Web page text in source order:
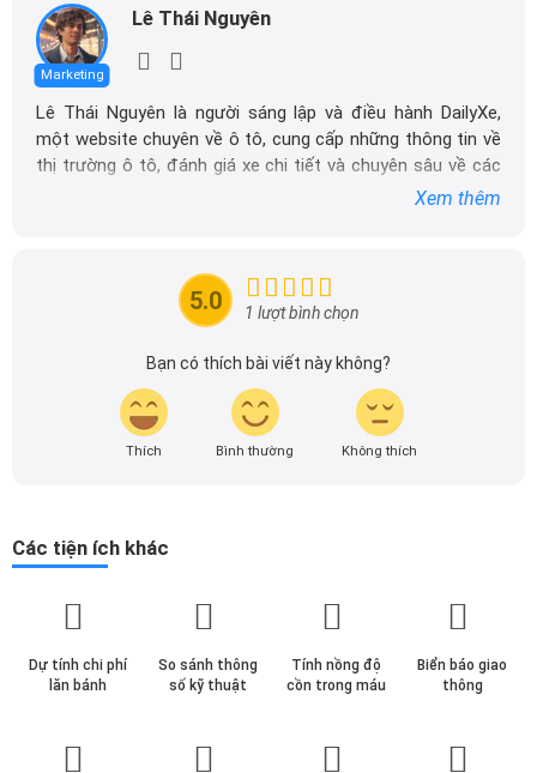
Marketing
Lê Thái Nguyên
Lê Thái Nguyên là người sáng lập và điều hành DailyXe,
một website chuyên về ô tô, cung cấp những thông tin về
thị trường ô tô, đánh giá xe chi tiết và chuyên sâu về các
đầu cho những người yêu thích ô tô tại Việt Nam. Hãy
theo dõi tôi để cập nhật thông tin về thị trường ô tô
Xem thêm
5.0 1 lượt bình chọn
Bạn có thích bài viết này không?
Thích Bình thường Không thích
Các tiện ích khác
Dự tính chi phí
lăn bánh
So sánh thông
số kỹ thuật
Tính nồng độ
cồn trong máu
Biển báo giao
thông